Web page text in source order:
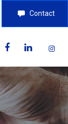
Contact